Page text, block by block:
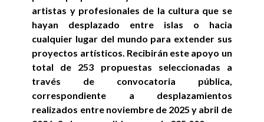
artistas y profesionales de la cultura que se
hayan desplazado entre islas o hacia
cualquier lugar del mundo para extender sus
proyectos artísticos. Recibirán este apoyo un
total de 253 propuestas seleccionadas a
través de convocatoria pública,
correspondiente a desplazamientos
realizados entre noviembre de 2025 y abril de